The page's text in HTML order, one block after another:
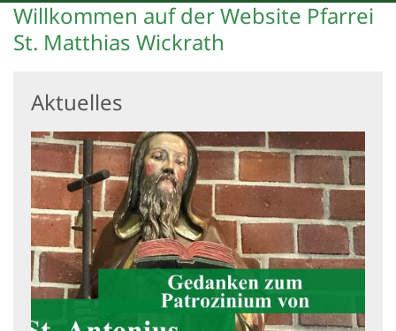
Willkommen auf der Website Pfarrei
St. Matthias Wickrath
Aktuelles